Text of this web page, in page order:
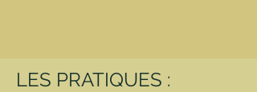
LES PRATIQUES :